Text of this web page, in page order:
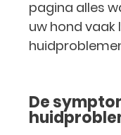
pagina alles
uw hond
De